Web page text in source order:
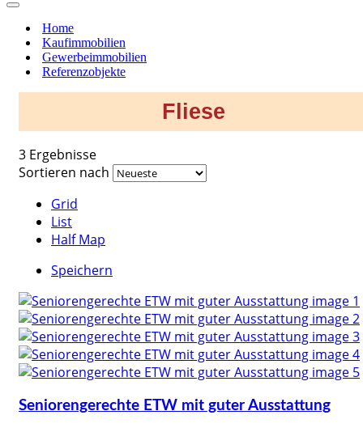
Navigationsmenü
Home
Kaufimmobilien
Gewerbeimmobilien
Referenzobjekte
Fliese
3 Ergebnisse
Sortieren nach
Grid
List
Half Map
Speichern
Seniorengerechte ETW mit guter Ausstattung